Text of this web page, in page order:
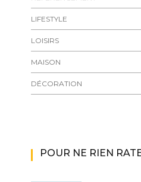
LIFESTYLE
LOISIRS
MAISON
DÉCORATION
POUR NE RIEN